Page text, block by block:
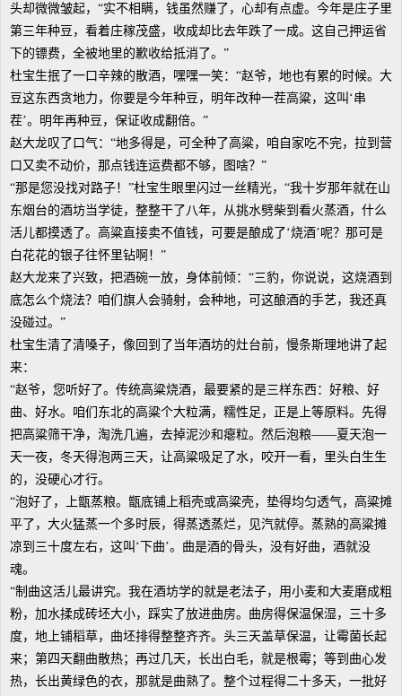
头却微微皱起，“实不相瞒，钱虽然赚了，心却有点虚。今年是庄子里
第三年种豆，看着庄稼茂盛，收成却比去年跌了一成。这自己押运省
下的镖费，全被地里的歉收给抵消了。”
杜宝生抿了一口辛辣的散酒，嘿嘿一笑：“赵爷，地也有累的时候。大
豆这东西贪地力，你要是今年种豆，明年改种一茬高粱，这叫‘串
茬’。明年再种豆，保证收成翻倍。”
赵大龙叹了口气：“地多得是，可全种了高粱，咱自家吃不完，拉到营
口又卖不动价，那点钱连运费都不够，图啥？”
“那是您没找对路子！”杜宝生眼里闪过一丝精光，“我十岁那年就在山
东烟台的酒坊当学徒，整整干了八年，从挑水劈柴到看火蒸酒，什么
活儿都摸透了。高粱直接卖不值钱，可要是酿成了‘烧酒’呢？那可是
白花花的银子往怀里钻啊！”
赵大龙来了兴致，把酒碗一放，身体前倾：“三豹，你说说，这烧酒到
底怎么个烧法？咱们旗人会骑射，会种地，可这酿酒的手艺，我还真
没碰过。”
杜宝生清了清嗓子，像回到了当年酒坊的灶台前，慢条斯理地讲了起
来：
“赵爷，您听好了。传统高粱烧酒，最要紧的是三样东西：好粮、好
曲、好水。咱们东北的高粱个大粒满，糯性足，正是上等原料。先得
把高粱筛干净，淘洗几遍，去掉泥沙和瘪粒。然后泡粮——夏天泡一
天一夜，冬天得泡两三天，让高粱吸足了水，咬开一看，里头白生生
的，没硬心才行。
“泡好了，上甑蒸粮。甑底铺上稻壳或高粱壳，垫得均匀透气，高粱摊
平了，大火猛蒸一个多时辰，得蒸透蒸烂，见汽就停。蒸熟的高粱摊
凉到三十度左右，这叫‘下曲’。曲是酒的骨头，没有好曲，酒就没
魂。
“制曲这活儿最讲究。我在酒坊学的就是老法子，用小麦和大麦磨成粗
粉，加水揉成砖坯大小，踩实了放进曲房。曲房得保温保湿，三十多
度，地上铺稻草，曲坯排得整整齐齐。头三天盖草保温，让霉菌长起
来；第四天翻曲散热；再过几天，长出白毛，就是根霉；等到曲心发
热，长出黄绿色的衣，那就是曲熟了。整个过程得二十多天，一批好